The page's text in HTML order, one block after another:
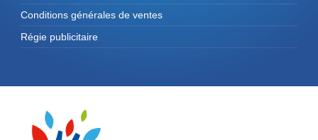
Conditions générales de ventes
Régie publicitaire